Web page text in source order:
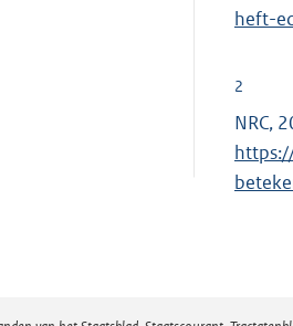
heft-
2
NRC,